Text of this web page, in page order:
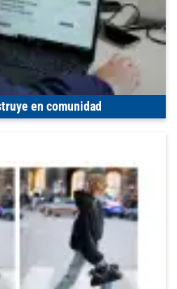
en comunidad